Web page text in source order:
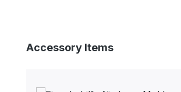
Produktgalerie überspringen
Accessory Items